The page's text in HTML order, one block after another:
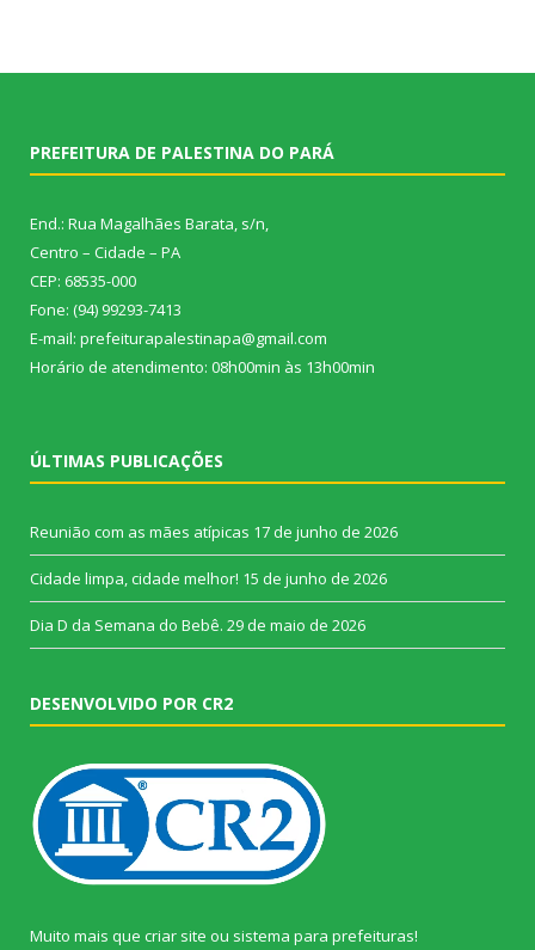
PREFEITURA DE PALESTINA DO PARÁ
End.: Rua Magalhães Barata, s/n,
Centro – Cidade – PA
CEP: 68535-000
Fone: (94) 99293-7413
E-mail: prefeiturapalestinapa@gmail.com
Horário de atendimento: 08h00min às 13h00min
ÚLTIMAS PUBLICAÇÕES
Reunião com as mães atípicas 17 de junho de 2026
Cidade limpa, cidade melhor! 15 de junho de 2026
Dia D da Semana do Bebê. 29 de maio de 2026
DESENVOLVIDO POR CR2
Muito mais que criar site ou sistema para prefeituras!